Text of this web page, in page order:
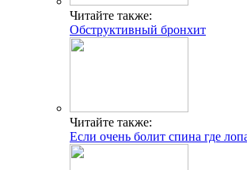
Читайте также:
Обструктивный бронхит
Читайте также:
Если очень болит спина где